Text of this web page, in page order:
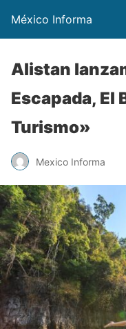
México Informa
Alistan
Escapada, El
Turismo»
Mexico Informa